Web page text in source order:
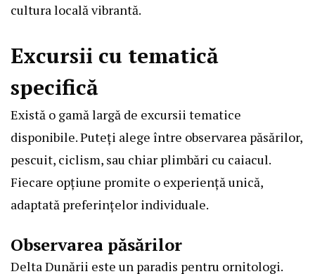
cultura locală vibrantă.
Excursii cu tematică
specifică
Există o gamă largă de excursii tematice
disponibile. Puteți alege între observarea păsărilor,
pescuit, ciclism, sau chiar plimbări cu caiacul.
Fiecare opțiune promite o experiență unică,
adaptată preferințelor individuale.
Observarea păsărilor
Delta Dunării este un paradis pentru ornitologi.